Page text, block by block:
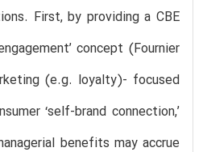
First, by providing a CBE
concept (Fournier
(e.g. loyalty)- focused
‘self-brand connection,’
benefits may accrue